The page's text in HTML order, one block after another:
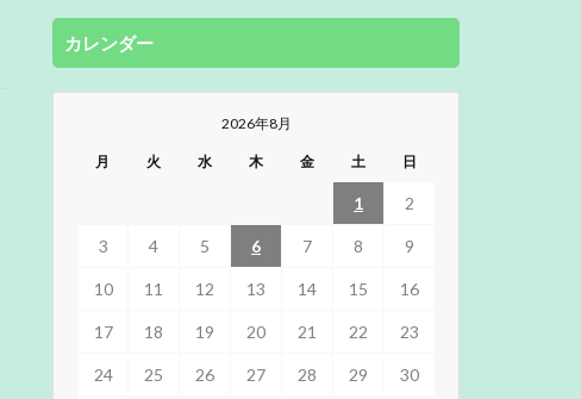
カレンダー
2026年8月
月 火 水 木 金 土 日
1 2
3 4 5 6 7 8 9
10 11 12 13 14 15 16
17 18 19 20 21 22 23
24 25 26 27 28 29 30